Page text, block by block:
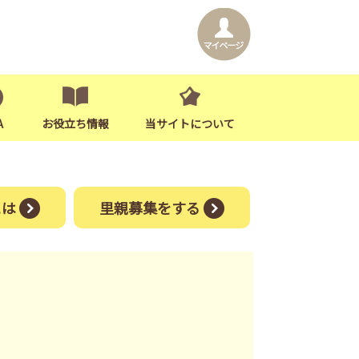
お役立ち情報 当サイトについて
里親募集をする